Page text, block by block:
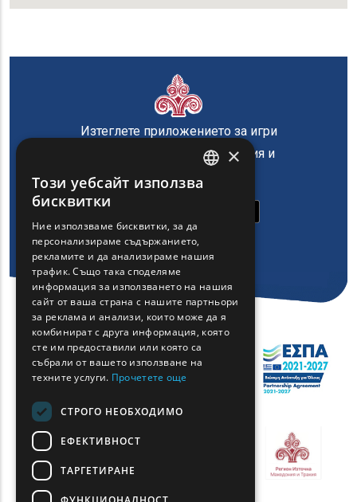
Изтеглете приложението за игри
на Регион Източна Македония и
ENGLISH
FRENCH
ROMANIAN
TURKISH
×
Този уебсайт използва
бисквитки
Ние използваме бисквитки, за да
персонализираме съдържанието,
рекламите и да анализираме нашия
трафик. Също така споделяме
информация за използването на нашия
сайт от ваша страна с нашите партньори
за реклама и анализи, които може да я
комбинират с друга информация, която
сте им предоставили или която са
събрали от вашето използване на
техните услуги. Прочетете още
СТРОГО НЕОБХОДИМО
ЕФЕКТИВНОСТ
ТАРГЕТИРАНЕ